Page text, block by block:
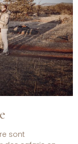
en